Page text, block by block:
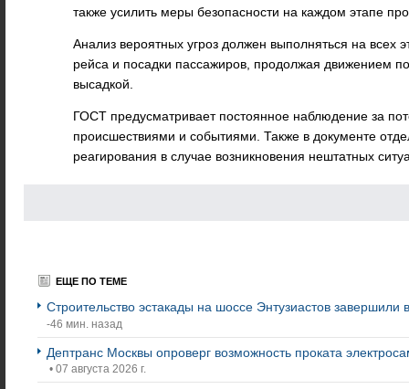
также усилить меры безопасности на каждом этапе
Анализ вероятных угроз должен выполняться на всех
рейса и посадки пассажиров, продолжая движением
высадкой.
ГОСТ предусматривает постоянное наблюдение за
происшествиями и событиями. Также в документе
реагирования в случае возникновения нештатных
ЕЩЕ ПО ТЕМЕ
Строительство эстакады на шоссе Энтузиастов завершили
-46 мин. назад
Дептранс Москвы опроверг возможность проката
• 07 августа 2026 г.